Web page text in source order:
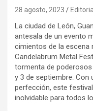
28 agosto, 2023 Editorial
La ciudad de León,
antesala de un evento
cimientos de la escena
Candelabrum Metal
tormenta de
y 3 de septiembre. Con
perfección, este
inolvidable para todos